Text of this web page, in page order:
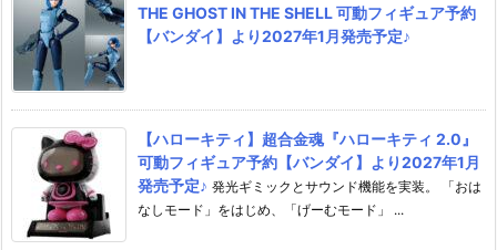
THE GHOST IN THE SHELL 可動フィギュア予約
【バンダイ】より2027年1月発売予定♪
【ハローキティ】超合金魂『ハローキティ 2.0』
可動フィギュア予約【バンダイ】より2027年1月
発売予定♪ 発光ギミックとサウンド機能を実装。 「おは
なしモード」をはじめ、「げーむモード」 ...